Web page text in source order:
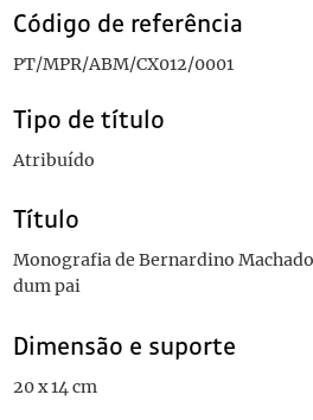
Código de referência
PT/MPR/ABM/CX012/0001
Tipo de título
Atribuído
Título
Monografia de Bernardino
dum pai
Dimensão e suporte
20 x 14 cm